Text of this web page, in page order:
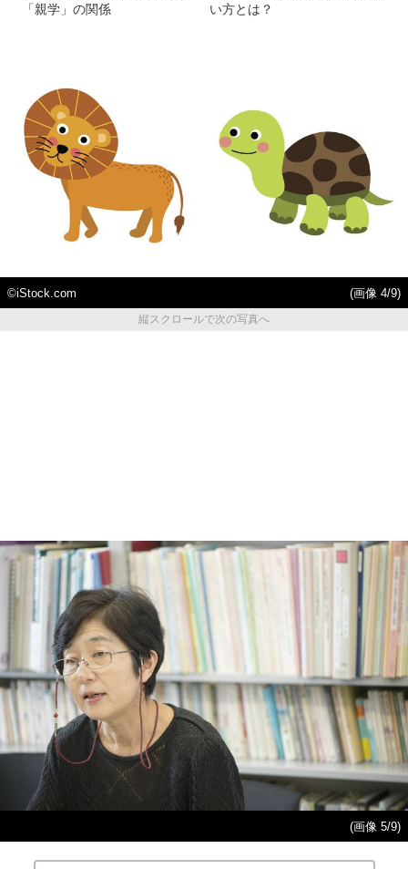
「親学」の関係
い方とは？
©iStock.com
(画像 4/9)
縦スクロールで次の写真へ
(画像 5/9)